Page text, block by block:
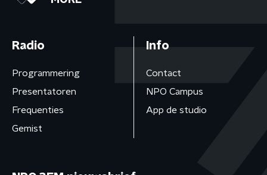
Radio
Programmering
Presentatoren
Frequenties
Gemist
Info
Contact
NPO Campus
App de studio